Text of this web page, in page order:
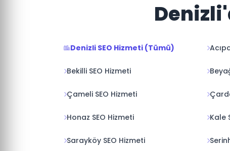
Denizli SEO Hizmeti (Tümü)
Bekilli SEO Hizmeti
Çameli SEO Hizmeti
Honaz SEO Hizmeti Kale
Sarayköy SEO Hizmeti